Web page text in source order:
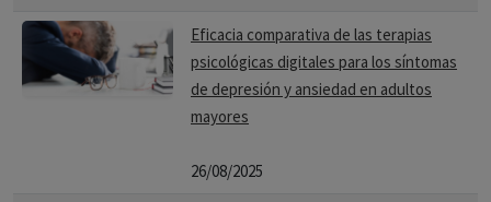
Eficacia comparativa de las terapias
psicológicas digitales para los síntomas
de depresión y ansiedad en adultos
mayores
26/08/2025